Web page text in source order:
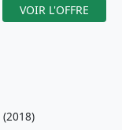
VOIR L'OFFRE
(2018)